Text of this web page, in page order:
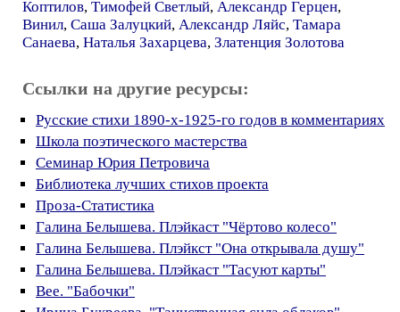
Коптилов, Тимофей Светлый, Александр Герцен,
Винил, Саша Залуцкий, Александр Ляйс, Тамара
Санаева, Наталья Захарцева, Златенция Золотова
Ссылки на другие ресурсы:
Русские стихи 1890-х-1925-го годов в комментариях
Школа поэтического мастерства
Семинар Юрия Петровича
Библиотека лучших стихов проекта
Проза-Статистика
Галина Белышева. Плэйкаст "Чёртово колесо"
Галина Белышева. Плэйкст "Она открывала душу"
Галина Белышева. Плэйкаст "Тасуют карты"
Bee. "Бабочки"